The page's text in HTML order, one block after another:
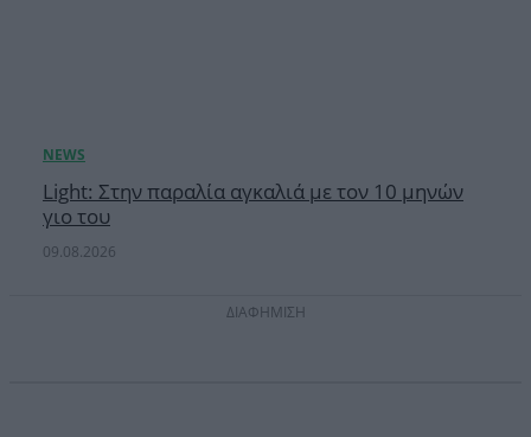
Light: Στην παραλία αγκαλιά με τον 10 μηνών
γιο του
09.08.2026
ΔΙΑΦΗΜΙΣΗ